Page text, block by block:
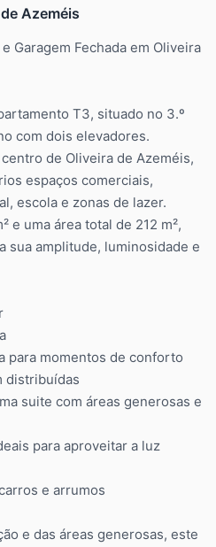
Azeméis
Garagem Fechada em Oliveira
T3, situado no 3.º
com dois elevadores.
de Oliveira de Azeméis,
espaços comerciais,
escola e zonas de lazer.
e uma área total de 212 m²,
sua amplitude, luminosidade e
para momentos de conforto
distribuídas
suite com áreas generosas e
para aproveitar a luz
e arrumos
e das áreas generosas, este